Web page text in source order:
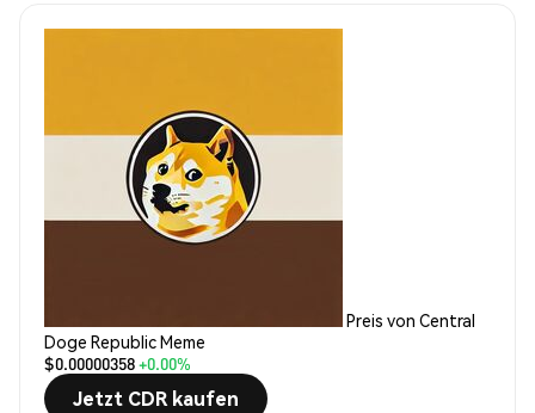
Preis von Central
Doge Republic Meme
$0.00000358+0.00%
Jetzt CDR kaufen